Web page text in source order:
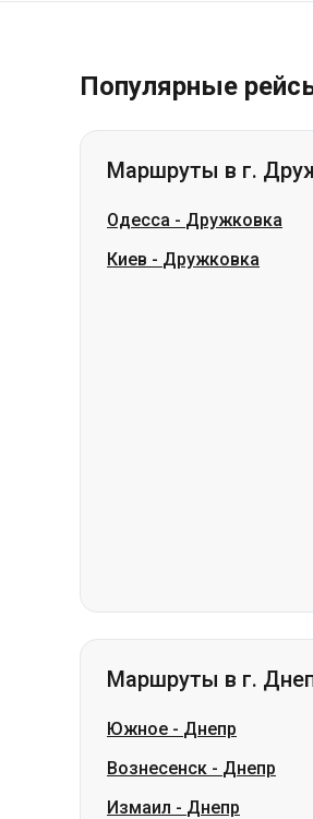
Популярные
Маршруты в г.
Одесса - Дружковка
Киев - Дружковка
Маршруты в г.
Южное - Днепр
Вознесенск - Днепр
Измаил - Днепр